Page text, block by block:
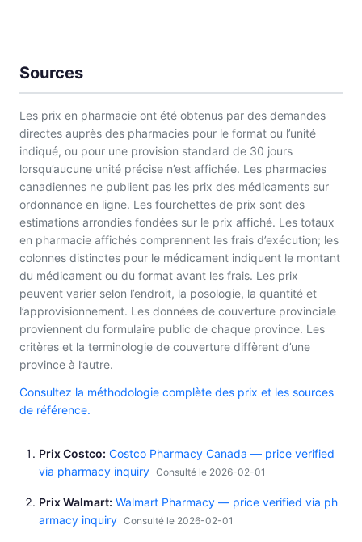
Sources
Les prix en pharmacie ont été obtenus par des demandes
directes auprès des pharmacies pour le format ou l’unité
indiqué, ou pour une provision standard de 30 jours
lorsqu’aucune unité précise n’est affichée. Les pharmacies
canadiennes ne publient pas les prix des médicaments sur
ordonnance en ligne. Les fourchettes de prix sont des
estimations arrondies fondées sur le prix affiché. Les totaux
en pharmacie affichés comprennent les frais d’exécution; les
colonnes distinctes pour le médicament indiquent le montant
du médicament ou du format avant les frais. Les prix
peuvent varier selon l’endroit, la posologie, la quantité et
l’approvisionnement. Les données de couverture provinciale
proviennent du formulaire public de chaque province. Les
critères et la terminologie de couverture diffèrent d’une
province à l’autre.
Consultez la méthodologie complète des prix et les sources
de référence.
Prix Costco Costco Pharmacy Canada — price verified
via pharmacy inquiry Consulté le 2026-02-01
Prix Walmart Walmart Pharmacy — price verified via ph
armacy inquiry Consulté le 2026-02-01